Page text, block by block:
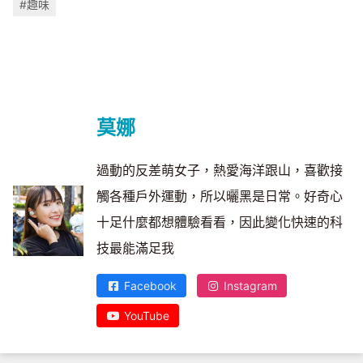
#趣味
莫娜
過動的反差萌女子，熱愛海洋跟山，喜歡接
觸各種戶外運動，所以曬黑是日常。好奇心
十足什麼都想體驗看看，因此變化快速的科
技最能滿足我
Facebook Instagram
YouTube